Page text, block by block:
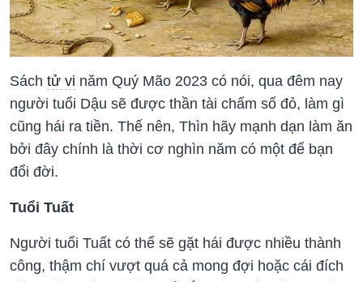
Sách tử vi năm Quý Mão 2023 có nói, qua đêm nay
người tuổi Dậu sẽ được thần tài chấm số đỏ, làm gì
cũng hái ra tiền. Thế nên, Thìn hãy mạnh dạn làm ăn
bởi đây chính là thời cơ nghìn năm có một để bạn
đổi đời.
Tuổi Tuất
Người tuổi Tuất có thể sẽ gặt hái được nhiều thành
công, thậm chí vượt quá cả mong đợi hoặc cái đích